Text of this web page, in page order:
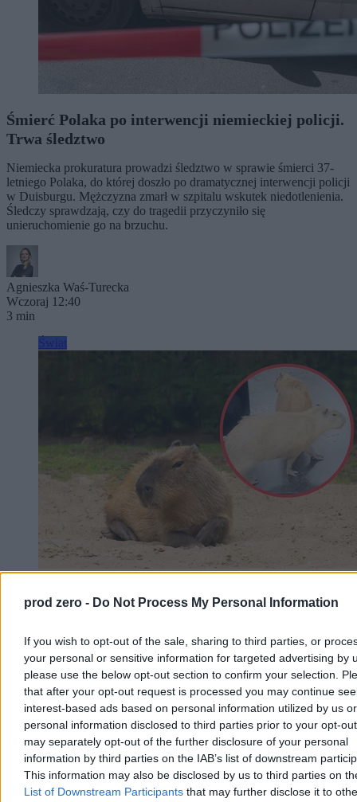
prod zero - Do Not Process My Personal Information
If you wish to opt-out of the sale, sharing to third parties, or
your personal or sensitive information for targeted advertising by
please use the below opt-out section to confirm your selection.
that after your opt-out request is processed you may continue
interest-based ads based on personal information utilized by us or
personal information disclosed to third parties prior to your opt-
may separately opt-out of the further disclosure of your personal
information by third parties on the IAB’s list of downstream
This information may also be disclosed by us to third parties on
List of Downstream Participants that may further disclose it to
Śmierć Polaka po interwencji niemieckiej policji.
Trwa śledztwo
Niemiecka prokuratura prowadzi śledztwo w sprawie śmierci 37-
letniego Polaka, do której doszło po dramatycznej interwencji policji
w Duisburgu. Mężczyzna zmarł w szpitalu wskutek niedotlenienia.
Śledczy sprawdzają, czy do tragedii przyczyniło się
unieruchomienie go na brzuchu.
Agnieszka Waś-Turecka
Wczoraj 12:40
3 min
Kapibary przyszły z wizytą. Zaskakujące
nagranie trafiło do sieci
Zaskakująca sytuacja w brazylijskim stanie Mato Grosso. Tuż przed
rozpoczęciem obrad przez drzwi frontowe lokalnego parlamentu ze
spokojem wkroczyły dwie kapibary. Największe gryzonie świata
bez pośpiechu zwiedziły recepcję, nie przejmując się obecnością
ludzi.
Agnieszka Waś-Turecka
Wczoraj 11:42
2 min